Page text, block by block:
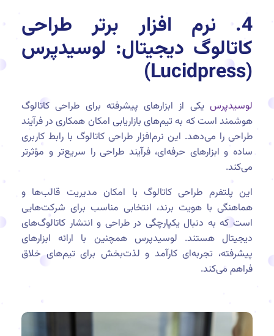
4. نرم افزار برتر طراحی
کاتالوگ دیجیتال: لوسیدپرس
(Lucidpress)
لوسیدپرسیکی از ابزارهای پیشرفته برای طراحی کاتالوگ
هوشمند است که به تیم‌های بازاریابی امکان همکاری در فرآیند
طراحی را می‌دهد. این نرم‌افزار طراحی کاتالوگ با رابط کاربری
ساده و ابزارهای حرفه‌ای، فرآیند طراحی را سریع‌تر و مؤثرتر
می‌کند.
این پلتفرم طراحی کاتالوگ با امکان مدیریت قالب‌ها و
هماهنگی با هویت برند، انتخابی مناسب برای شرکت‌هایی
است که به دنبال یکپارچگی در طراحی و انتشار کاتالوگ‌های
دیجیتال هستند. لوسیدپرس همچنین با ارائه ابزارهای
پیشرفته، تجربه‌ای کارآمد و لذت‌بخش برای تیم‌های خلاق
فراهم می‌کند.